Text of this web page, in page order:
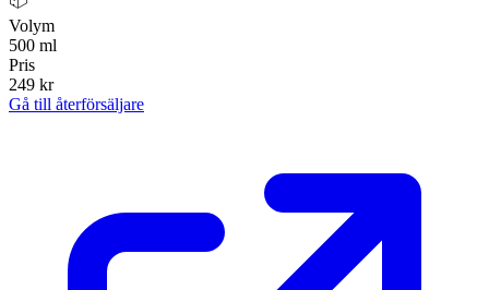
Volym
500 ml
Pris
249 kr
Gå till återförsäljare